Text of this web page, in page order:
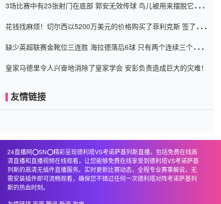
3场比赛中有23张射门在底部 郭安无效传球 鸟儿被用来摆脱它
花钱找麻烦！切尔西以5200万美元的价格购买了菲利克斯 签了7年
缺少英超联赛金靴位三连胜 海拉德落后6球 只有两个连续三个连续
皇家马德里令人兴奋地消除了皇家学会 安彭负责造成巨大的灾难！
友情链接
24直播网⭕️SN⭕️精彩呈现德利塔VS考诺萨基列斯直播，包括免费在线高
清直播和直播视频在线观看，让您能够免费在线享受到德利塔VS考诺萨基
列斯的高清无插件直播服务。实时更新比赛动态，全程专业赛事解说，无
需安装插件即可流畅观看，确保您不错过任何一次德利塔对阵考诺萨基列
斯的热血时刻。